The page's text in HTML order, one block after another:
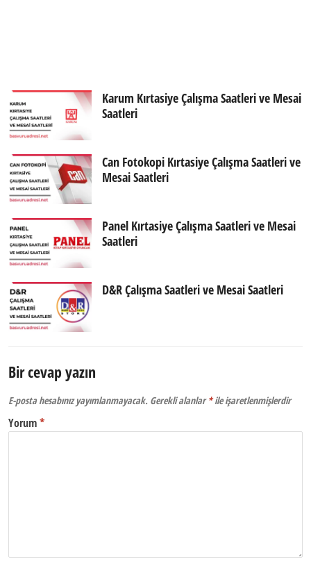
Karum Kırtasiye Çalışma Saatleri ve Mesai
Saatleri
Can Fotokopi Kırtasiye Çalışma Saatleri ve
Mesai Saatleri
Panel Kırtasiye Çalışma Saatleri ve Mesai
Saatleri
D&R Çalışma Saatleri ve Mesai Saatleri
Bir cevap yazın
E-posta hesabınız yayımlanmayacak. Gerekli alanlar*ile işaretlenmişlerdir
Yorum*